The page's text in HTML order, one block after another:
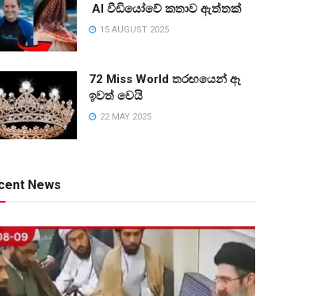
AI වීඩියෝවේ කතාව ඇත්තක්
15 AUGUST 2025
72 Miss World තරඟයෙන් ඈ
ඉවත් වෙයි
22 MAY 2025
News